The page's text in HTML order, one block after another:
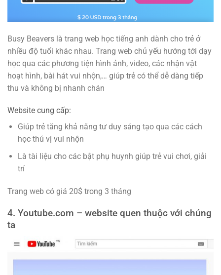
Busy Beavers là trang web học tiếng anh dành cho trẻ ở
nhiều độ tuổi khác nhau. Trang web chủ yếu hướng tới dạy
học qua các phương tiện hình ảnh, video, các nhận vật
hoạt hình, bài hát vui nhộn,… giúp trẻ có thể dễ dàng tiếp
thu và không bị nhanh chán
Website cung cấp:
Giúp trẻ tăng khả năng tư duy sáng tạo qua các cách
học thú vị vui nhộn
Là tài liệu cho các bật phụ huynh giúp trẻ vui chơi, giải
trí
Trang web có giá 20$ trong 3 tháng
4. Youtube.com – website quen thuộc với chúng
ta